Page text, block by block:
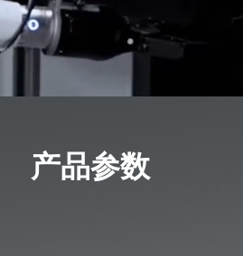
产品参数